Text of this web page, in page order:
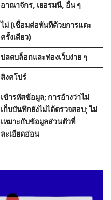
อาณาจักร, เยอรมนี, อื่น ๆ
ไม่ (เชื่อมต่อทันทีด้วยการแตะ
ครั้งเดียว)
ปลดบล็อกและท่องเว็บง่าย ๆ
สิงคโปร์
เข้ารหัสข้อมูล; การอ้างว่าไม่
เก็บบันทึกยังไม่ได้ตรวจสอบ; ไม่
เหมาะกับข้อมูลส่วนตัวที่
ละเอียดอ่อน